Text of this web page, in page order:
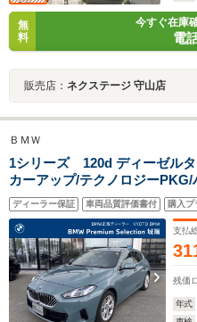
無
料
今すぐ在庫
電
販売店： ネクステージ 守山店
ＢＭＷ
1シリーズ 120d ディーゼル
カーアップ/テクノロジー
ホイール/ヘッドアップディス
ディーラー保証 車両品質評価書付 購入プ
支払
残価
年式